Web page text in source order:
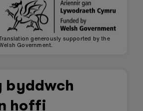
generously supported by the
Government.
byddwch
hoffi